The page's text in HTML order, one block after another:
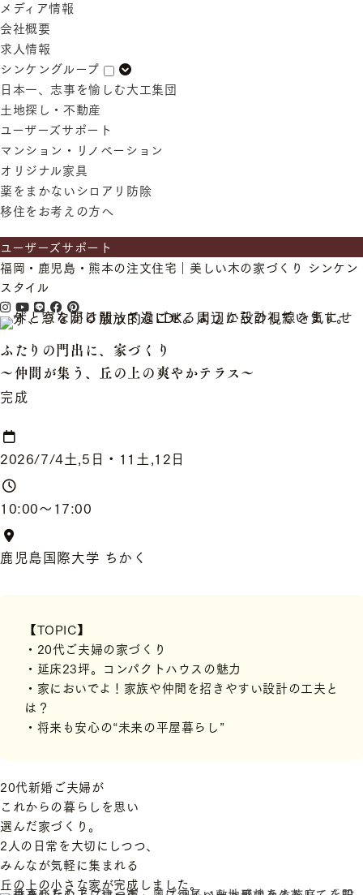
メディア情報
会社概要
求人情報
シンケングループ
日本一、志事を愉しむ大工集団
土地探し・不動産
ユーザーズサポート
マンション・リノベーション
オリジナル家具
薬をまかないシロアリ防除
移住をお考えの方へ
ユーザーズサポート
福岡・鹿児島・熊本の注文住宅｜美しい木の家づくり シンケン
スタイル
ふたりの門出に、家づくり
〜仲間が集う、丘の上の爽やかテラス〜
完成
2026/7/4土,5日・11土,12日
10:00〜17:00
鹿児島国際大学 ちかく
【TOPIC】
・20代ご夫婦の家づくり
・延床23坪。コンパクトハウスの魅力
・家においでよ！家族や仲間を招きやすい設計の工夫と
は？
・将来も安心の“未来の平屋暮らし”
20代新婚ご夫婦が
これからの暮らしを思い
選んだ家づくり。
2人の日常を大切にしつつ、
みんなが気軽に集まれる
丘の上の小さな家が完成しました。